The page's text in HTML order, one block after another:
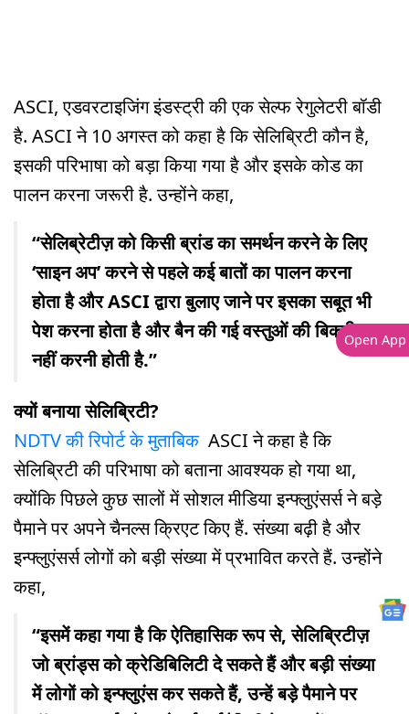
ASCI, एडवरटाइजिंग इंडस्ट्री की एक सेल्फ रेगुलेटरी बॉडी
है. ASCI ने 10 अगस्त को कहा है कि सेलिब्रिटी कौन है,
इसकी परिभाषा को बड़ा किया गया है और इसके कोड का
पालन करना जरूरी है. उन्होंने कहा,
“सेलिब्रेटीज़ को किसी ब्रांड का समर्थन करने के लिए
‘साइन अप’ करने से पहले कई बातों का पालन करना
होता है और ASCI द्वारा बुलाए जाने पर इसका सबूत भी
पेश करना होता है और बैन की गई वस्तुओं की बिक्री
नहीं करनी होती है.”
क्यों बनाया सेलिब्रिटी?
NDTV की रिपोर्ट के मुताबिक ASCI ने कहा है कि
सेलिब्रिटी की परिभाषा को बताना आवश्यक हो गया था,
क्योंकि पिछले कुछ सालों में सोशल मीडिया इन्फ्लुएंसर्स ने बड़े
पैमाने पर अपने चैनल्स क्रिएट किए हैं. संख्या बढ़ी है और
इन्फ्लुएंसर्स लोगों को बड़ी संख्या में प्रभावित करते हैं. उन्होंने
कहा,
“इसमें कहा गया है कि ऐतिहासिक रूप से, सेलिब्रिटीज़
जो ब्रांड्स को क्रेडिबिलिटी दे सकते हैं और बड़ी संख्या
में लोगों को इन्फ्लुएंस कर सकते हैं, उन्हें बड़े पैमाने पर
Open App